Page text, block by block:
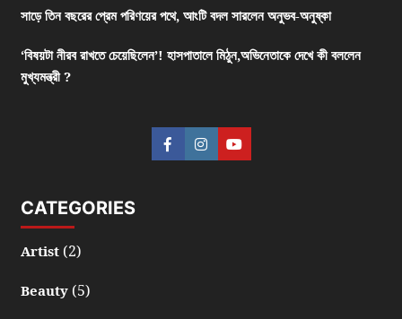
সাড়ে তিন বছরের প্রেম পরিণয়ের পথে, আংটি বদল সারলেন অনুভব-অনুষ্কা
‘বিষয়টা নীরব রাখতে চেয়েছিলেন’! হাসপাতালে মিঠুন,অভিনেতাকে দেখে কী বললেন
মুখ্যমন্ত্রী ?
CATEGORIES
Artist(2)
Beauty(5)